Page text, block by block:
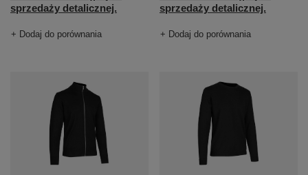
sprzedaży detalicznej.
+ Dodaj do porównania
sprzedaży detalicznej.
+ Dodaj do porównania